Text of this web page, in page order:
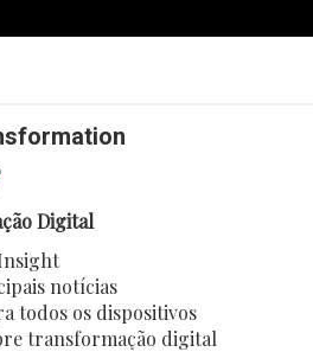
Digital
notícias
todos os dispositivos
transformação digital